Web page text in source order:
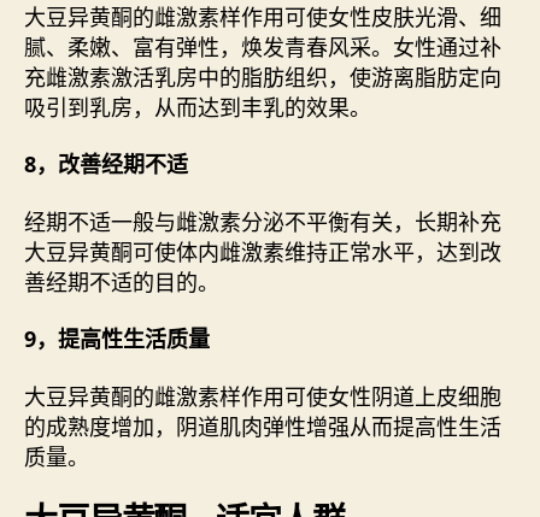
大豆异黄酮的雌激素样作用可使女性皮肤光滑、细
腻、柔嫩、富有弹性，焕发青春风采。女性通过补
充雌激素激活乳房中的脂肪组织，使游离脂肪定向
吸引到乳房，从而达到丰乳的效果。
8，改善经期不适
经期不适一般与雌激素分泌不平衡有关，长期补充
大豆异黄酮可使体内雌激素维持正常水平，达到改
善经期不适的目的。
9，提高性生活质量
大豆异黄酮的雌激素样作用可使女性阴道上皮细胞
的成熟度增加，阴道肌肉弹性增强从而提高性生活
质量。